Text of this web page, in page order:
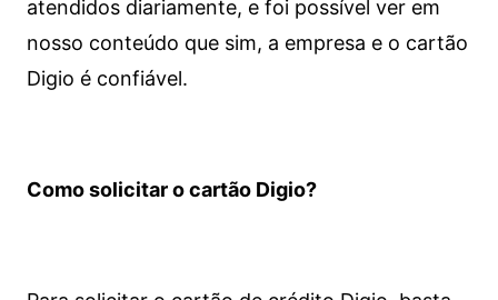
atendidos diariamente, e foi possível ver em
nosso conteúdo que sim, a empresa e o cartão
Digio é confiável.
Como solicitar o cartão Digio?